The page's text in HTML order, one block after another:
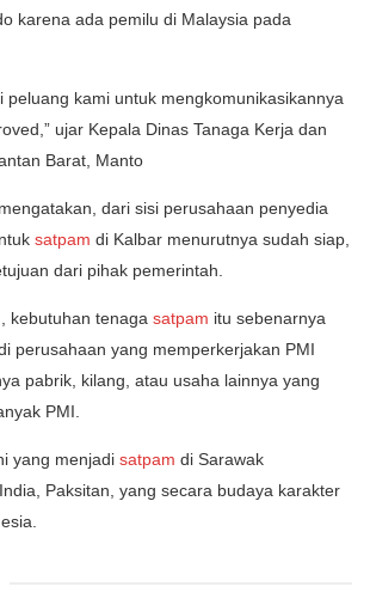
karena ada pemilu di Malaysia pada
peluang kami untuk mengkomunikasikannya
ujar Kepala Dinas Tanaga Kerja dan
Barat, Manto
dari sisi perusahaan penyedia
satpam di Kalbar menurutnya sudah siap,
dari pihak pemerintah.
kebutuhan tenaga satpam itu sebenarnya
perusahaan yang memperkerjakan PMI
pabrik, kilang, atau usaha lainnya yang
PMI.
yang menjadi satpam di Sarawak
Paksitan, yang secara budaya karakter